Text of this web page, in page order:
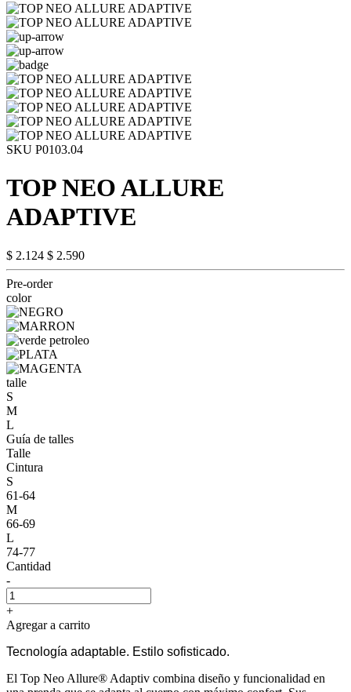
SKU P0103.04
TOP NEO ALLURE
ADAPTIVE
$ 2.124 $ 2.590
Pre-order
color
talle
S
M
L
Guía de talles
Talle
Cintura
S
61-64
M
66-69
L
74-77
Cantidad
-
+
Agregar a carrito
Tecnología adaptable. Estilo sofisticado.
El Top Neo Allure® Adaptiv combina diseño y funcionalidad en